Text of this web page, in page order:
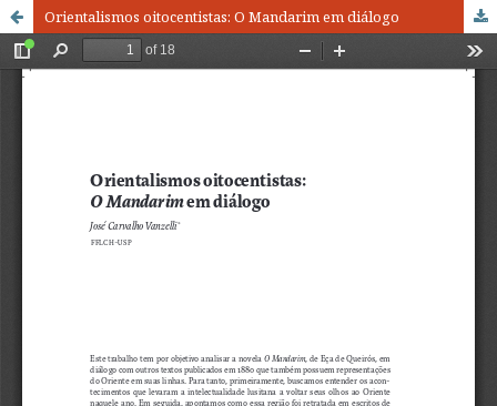
Orientalismos oitocentistas: O Mandarim em diálogo